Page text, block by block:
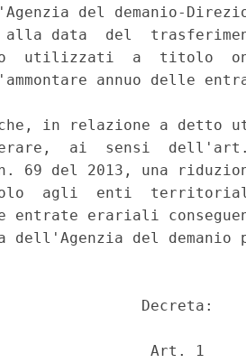
del demanio-
alla data  del
utilizzati  a  titolo
annuo delle
in relazione a detto
ai  sensi
69 del 2013, una
agli  enti
entrate erariali
dell'Agenzia del demanio
Decreta:
Art. 1